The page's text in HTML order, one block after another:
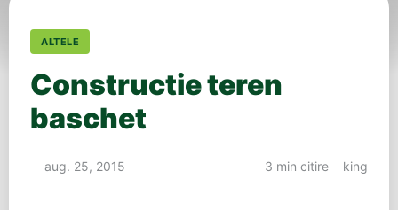
ALTELE
Constructie teren
baschet
aug. 25, 2015 3 min citire king